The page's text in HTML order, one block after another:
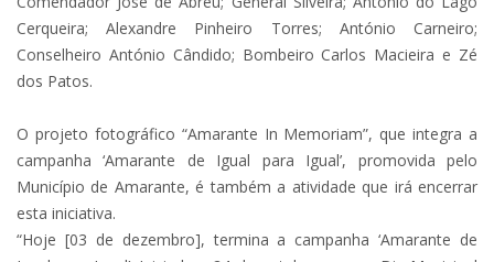
Cerqueira; Alexandre Pinheiro Torres; António Carneiro;
Conselheiro António Cândido; Bombeiro Carlos Macieira e Zé
dos Patos.
O projeto fotográfico “Amarante In Memoriam”, que integra a
campanha ‘Amarante de Igual para Igual’, promovida pelo
Município de Amarante, é também a atividade que irá encerrar
esta iniciativa.
“Hoje [03 de dezembro], termina a campanha ‘Amarante de